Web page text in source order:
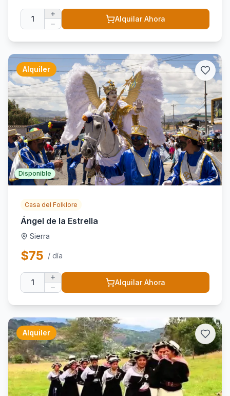
1 Alquilar Ahora
Alquiler
Disponible
Casa del Folklore
Ángel de la Estrella
Sierra
$75 / día
1 Alquilar Ahora
Alquiler